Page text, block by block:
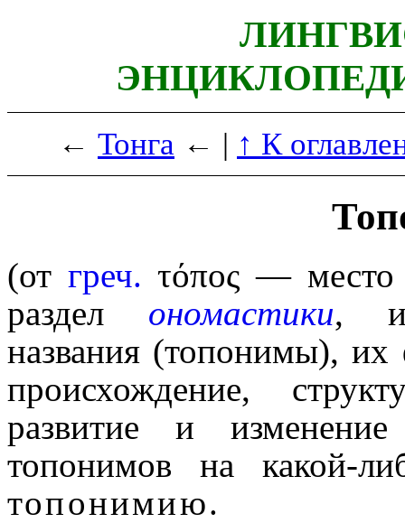
← Тонга ← | ↑ К
(от греч. τόπος —
раздел ономастики,
названия (топонимы), их
происхождение,
развитие и
топонимов на какой-
топонимию.